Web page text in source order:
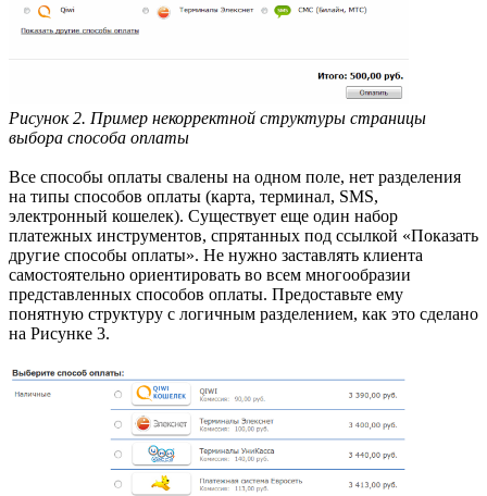
Рисунок 2. Пример некорректной структуры страницы
выбора способа оплаты
Все способы оплаты свалены на одном поле, нет разделения
на типы способов оплаты (карта, терминал, SMS,
электронный кошелек). Существует еще один набор
платежных инструментов, спрятанных под ссылкой «Показать
другие способы оплаты». Не нужно заставлять клиента
самостоятельно ориентировать во всем многообразии
представленных способов оплаты. Предоставьте ему
понятную структуру с логичным разделением, как это сделано
на Рисунке 3.